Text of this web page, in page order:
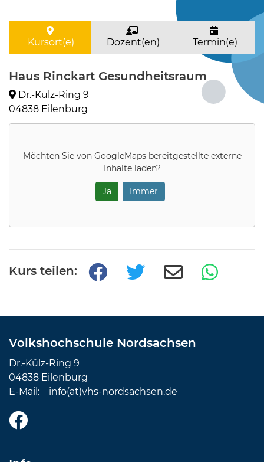
Kursort(e) Dozent(en) Termin(e)
Haus Rinckart Gesundheitsraum
Dr.-Külz-Ring 9
04838 Eilenburg
Möchten Sie von GoogleMapsbereitgestellte externe
Inhalte laden?
Ja Immer
Kurs teilen:
Volkshochschule Nordsachsen
Dr.-Külz-Ring 9
04838 Eilenburg
E-Mail: info(at)vhs-nordsachsen.de